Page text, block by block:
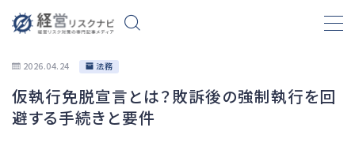
財務 655
資金繰り 191
2026.04.24 法務
仮執行免脱宣言とは？敗訴後の強制執行を回
避する手続きと要件